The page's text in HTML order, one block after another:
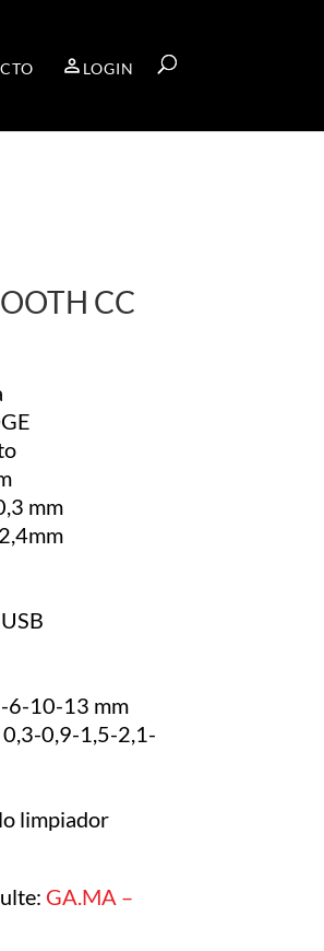
LOGIN
CC
mm
6-10-13 mm
0,3-0,9-1,5-2,1-
limpiador
GA.MA –